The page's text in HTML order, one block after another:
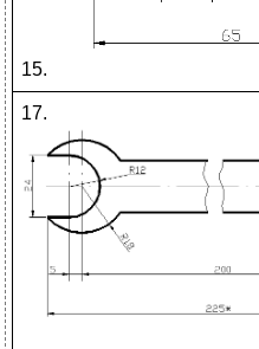
15.
17.